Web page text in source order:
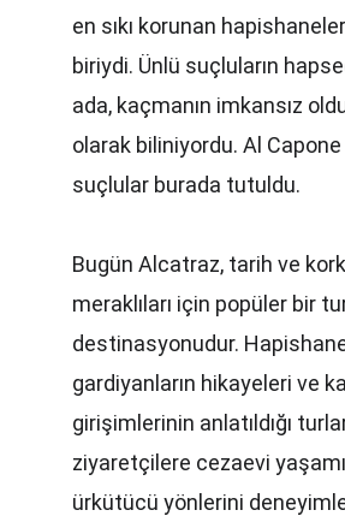
en sıkı korunan
biriydi. Ünlü suçluların
ada, kaçmanın imkansız
olarak biliniyordu. Al
suçlular burada tutuldu.
Bugün Alcatraz, tarih ve
meraklıları için popüler bir
destinasyonudur.
gardiyanların hikayeleri ve
girişimlerinin anlatıldığı
ziyaretçilere cezaevi
ürkütücü yönlerini